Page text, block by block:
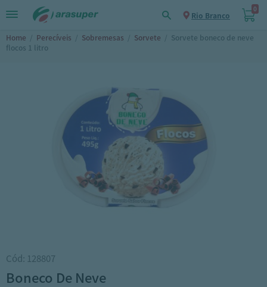
Rio Branco
0
Home / Perecíveis / Sobremesas / Sorvete / Sorvete boneco de neve
flocos 1 litro
Cód: 128807
boneco de neve